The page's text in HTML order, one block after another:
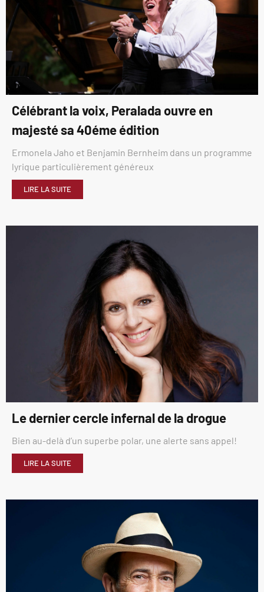
Célébrant la voix, Peralada ouvre en
majesté sa 40éme édition
Ermonela Jaho et Benjamin Bernheim dans un programme
lyrique particulièrement généreux
LIRE LA SUITE
Le dernier cercle infernal de la drogue
Bien au-delà d’un superbe polar, une alerte sans appel!
LIRE LA SUITE